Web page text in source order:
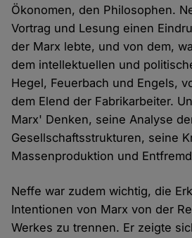
Ökonomen, den Philosophen.
Vortrag und Lesung einen
der Marx lebte, und von dem,
dem intellektuellen und
Hegel, Feuerbach und Engels,
dem Elend der Fabrikarbeiter.
Marx' Denken, seine Analyse
Gesellschaftsstrukturen, seine
Massenproduktion und
Neffe war zudem wichtig, die
Intentionen von Marx von der
Werkes zu trennen. Er zeigte